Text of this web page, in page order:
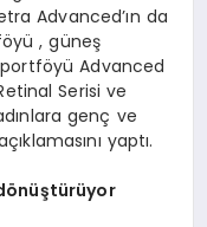
Advanced’ın da
, güneş
Advanced
Serisi ve
genç ve
yaptı.
önüştürüyor